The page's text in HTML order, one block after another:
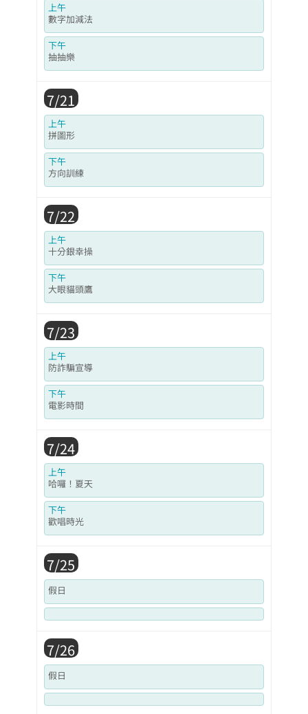
上午
數字加減法
下午
抽抽樂
7/21
上午
拼圖形
下午
方向訓練
7/22
上午
十分銀幸操
下午
大眼貓頭鷹
7/23
上午
防詐騙宣導
下午
電影時間
7/24
上午
哈囉！夏天
下午
歡唱時光
7/25
假日
7/26
假日